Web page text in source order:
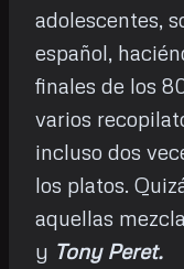
adolescentes,
español,
finales de los
varios
incluso dos
los platos.
aquellas
y Tony Peret.